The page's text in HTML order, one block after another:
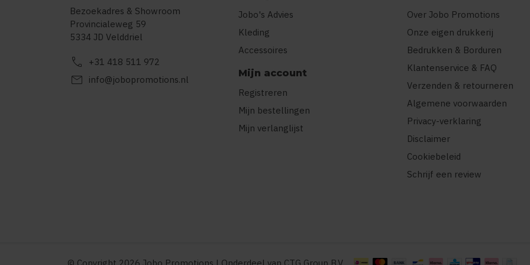
Bezoekadres & Showroom
Provincialeweg 59
5334 JD Velddriel
call +31 418 511 972
mail info@jobopromotions.nl
Jobo's Advies
Kleding
Accessoires
Mijn account
Registreren
Mijn bestellingen
Mijn verlanglijst
Over Jobo Promotions
Onze eigen drukkerij
Bedrukken & Borduren
Klantenservice & FAQ
Verzenden & retourneren
Algemene voorwaarden
Privacy-verklaring
Disclaimer
Cookiebeleid
Schrijf een review
© Copyright 2026 Jobo Promotions | Onderdeel van CTG Group B.V.